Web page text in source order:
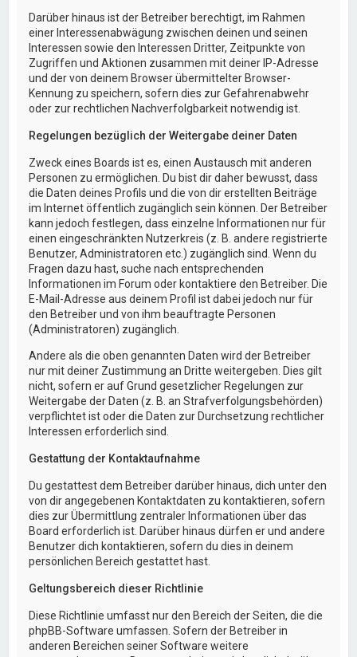
Darüber hinaus ist der Betreiber berechtigt, im Rahmen
einer Interessenabwägung zwischen deinen und seinen
Interessen sowie den Interessen Dritter, Zeitpunkte von
Zugriffen und Aktionen zusammen mit deiner IP-Adresse
und der von deinem Browser übermittelter Browser-
Kennung zu speichern, sofern dies zur Gefahrenabwehr
oder zur rechtlichen Nachverfolgbarkeit notwendig ist.
Regelungen bezüglich der Weitergabe deiner Daten
Zweck eines Boards ist es, einen Austausch mit anderen
Personen zu ermöglichen. Du bist dir daher bewusst, dass
die Daten deines Profils und die von dir erstellten Beiträge
im Internet öffentlich zugänglich sein können. Der Betreiber
kann jedoch festlegen, dass einzelne Informationen nur für
einen eingeschränkten Nutzerkreis (z. B. andere registrierte
Benutzer, Administratoren etc.) zugänglich sind. Wenn du
Fragen dazu hast, suche nach entsprechenden
Informationen im Forum oder kontaktiere den Betreiber. Die
E-Mail-Adresse aus deinem Profil ist dabei jedoch nur für
den Betreiber und von ihm beauftragte Personen
(Administratoren) zugänglich.
Andere als die oben genannten Daten wird der Betreiber
nur mit deiner Zustimmung an Dritte weitergeben. Dies gilt
nicht, sofern er auf Grund gesetzlicher Regelungen zur
Weitergabe der Daten (z. B. an Strafverfolgungsbehörden)
verpflichtet ist oder die Daten zur Durchsetzung rechtlicher
Interessen erforderlich sind.
Gestattung der Kontaktaufnahme
Du gestattest dem Betreiber darüber hinaus, dich unter den
von dir angegebenen Kontaktdaten zu kontaktieren, sofern
dies zur Übermittlung zentraler Informationen über das
Board erforderlich ist. Darüber hinaus dürfen er und andere
Benutzer dich kontaktieren, sofern du dies in deinem
persönlichen Bereich gestattet hast.
Geltungsbereich dieser Richtlinie
Diese Richtlinie umfasst nur den Bereich der Seiten, die die
phpBB-Software umfassen. Sofern der Betreiber in
anderen Bereichen seiner Software weitere